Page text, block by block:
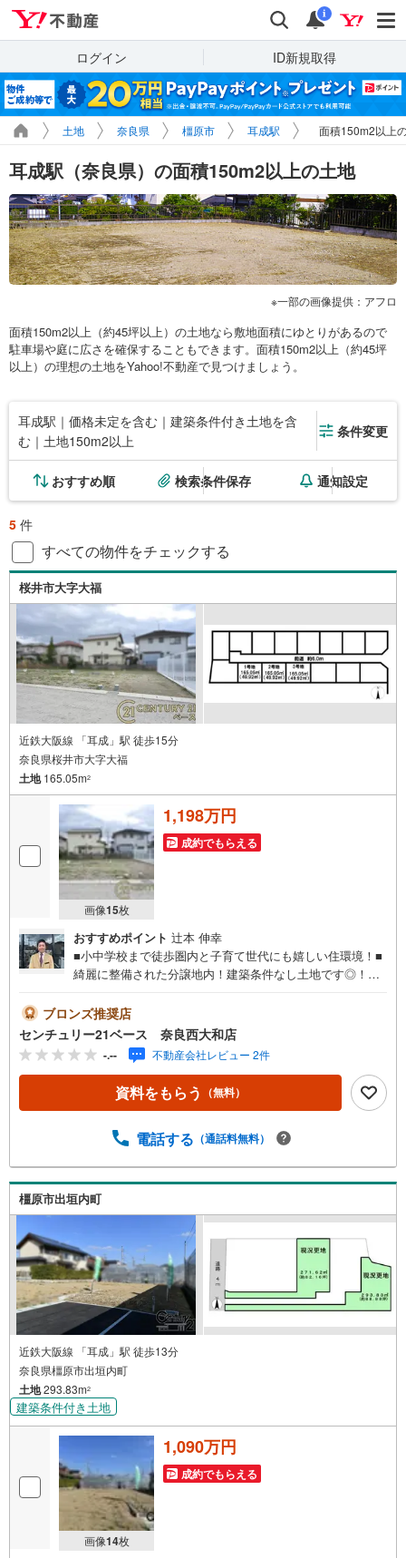
検索 通知
i
ログイン ID新規取得
土地 奈良県 橿原市 耳成駅 面積150m2以上
耳成駅（奈良県）の面積150m2以上の土地
一部の画像提供：アフロ
面積150m2以上（約45坪以上）の土地なら敷地面積にゆとりがあるので
駐車場や庭に広さを確保することもできます。面積150m2以上（約45坪
以上）の理想の土地をYahoo!不動産で見つけましょう。
耳成駅｜価格未定を含む｜建築条件付き土地を含
む｜土地150m2以上
条件変更
おすすめ順 検索条件保存 通知設定
5 件
すべての物件をチェックする
桜井市大字大福
近鉄大阪線 「耳成」駅 徒歩15分
奈良県桜井市大字大福
土地165.05m2
画像15枚
1,198万円
成約でもらえる
おすすめポイント 辻本 伸幸
■小中学校まで徒歩圏内と子育て世代にも嬉しい住環境！■
綺麗に整備された分譲地内！建築条件なし土地です◎！◇
りのお時間でもご見学可！・今から見たい！というお声に
もご対応できます！◇住宅ローンもお任せください！◇・
提携銀行多数あり（地方銀行・都市銀行・信用金庫etc）・
優遇後適用金利 0.875％～（審査内容により異なります）--
- ◇◇ Yahoo！不動産キャンペーン対象店舗 ◇◇ ----当店で
物件を成約いただくとPayPayボーナスライトがもらえる
ます。「資料をもらう」「見学予約をする」からエントリ
問い合わせください。-----------------------------
ブロンズ推奨店
センチュリー21ベース 奈良西大和店
-.-- 不動産会社レビュー 2件
資料をもらう （無料）
電話する （通話料無料）
橿原市出垣内町
近鉄大阪線 「耳成」駅 徒歩13分
奈良県橿原市出垣内町
土地293.83m2
建築条件付き土地
画像14枚
1,090万円
成約でもらえる